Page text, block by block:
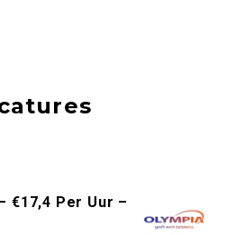
€17,4 Per Uur –